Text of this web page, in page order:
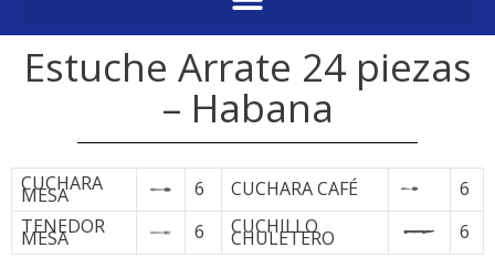
Estuche Arrate 24 piezas
– Habana
CUCHARA
MESA 6 CUCHARA CAFÉ
6
TENEDOR
MESA 6 CUCHILLO
CHULETERO 6